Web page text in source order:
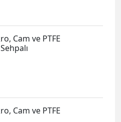
Cam ve PTFE
Cam ve PTFE